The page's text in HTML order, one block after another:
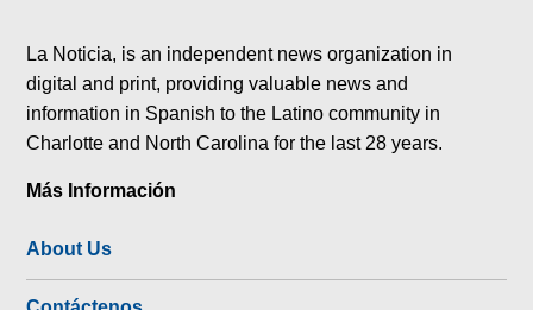
La Noticia, is an independent news organization in
digital and print, providing valuable news and
information in Spanish to the Latino community in
Charlotte and North Carolina for the last 28 years.
Más Información
About Us